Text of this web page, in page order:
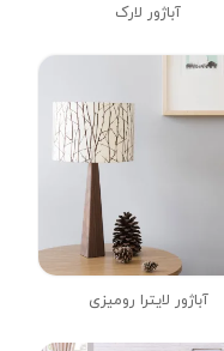
آباژور لارک
آباژور لایترا رومیزی